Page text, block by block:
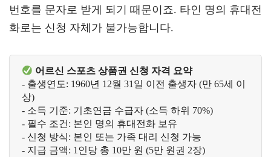
번호를 문자로 받게 되기 때문이죠. 타인 명의 휴대전
화로는 신청 자체가 불가능합니다.
어르신 스포츠 상품권 신청 자격 요약
- 출생연도: 1960년 12월 31일 이전 출생자 (만 65세 이
상)
- 소득 기준: 기초연금 수급자 (소득 하위 70%)
- 필수 조건: 본인 명의 휴대전화 보유
- 신청 방식: 본인 또는 가족 대리 신청 가능
- 지급 금액: 1인당 총 10만 원 (5만 원권 2장)